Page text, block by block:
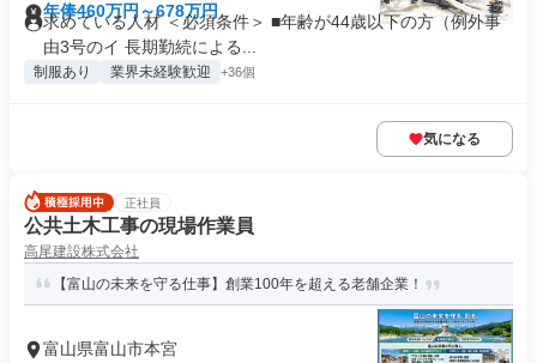
年俸460万円～678万円
求めている人材 ＜必須条件＞ ■年齢が44歳以下の方（例外事
由3号のイ 長期勤続による...
制服あり 業界未経験歓迎 +36個
気になる
正社員
公共土木工事の現場作業員
高尾建設株式会社
【富山の未来を守る仕事】創業100年を超える老舗企業！
富山県富山市本宮